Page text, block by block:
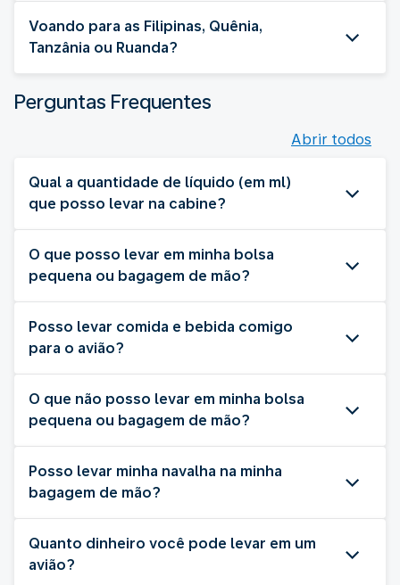
Voando para as Filipinas, Quênia,
Tanzânia ou Ruanda?
Perguntas Frequentes
Abrir todos
Qual a quantidade de líquido (em ml)
que posso levar na cabine?
O que posso levar em minha bolsa
pequena ou bagagem de mão?
Posso levar comida e bebida comigo
para o avião?
O que não posso levar em minha bolsa
pequena ou bagagem de mão?
Posso levar minha navalha na minha
bagagem de mão?
Quanto dinheiro você pode levar em um
avião?